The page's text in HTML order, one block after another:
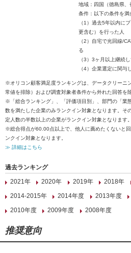
地域：四国（徳島県、
条件：以下の条件を満
（1）過去5年以内に
更含む）を行った人
（2）自宅で光回線/
る
（3）3ヶ月以上継続
（4）企業選定に関与
※オリコン顧客満足度ランキングは、データクリーニ
常値を排除）および調査対象者条件から外れた回答を
※「総合ランキング」、「評価項目別」、部門の「業
数を満たした企業のみランクイン対象となります。そ
定人数の半数以上の企業がランクイン対象となります。
※総合得点が60.00点以上で、他人に薦めたくないと
ンクイン対象となります。
≫ 詳細はこちら
過去ランキング
2021年
2020年 2019年 2018年
2014-2015年
2014年度 2013年度
2010年度
2009年度 2008年度
推奨意向